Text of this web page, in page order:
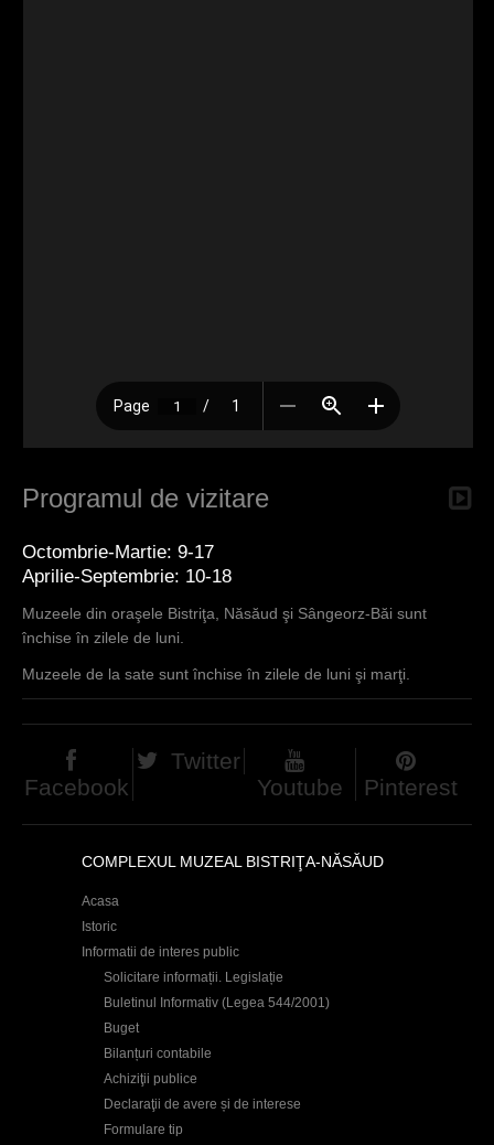
Programul de vizitare
Octombrie-Martie: 9-17
Aprilie-Septembrie: 10-18
Muzeele din oraşele Bistriţa, Năsăud şi Sângeorz-Băi sunt
închise în zilele de luni.
Muzeele de la sate sunt închise în zilele de luni şi marţi.
Facebook
Twitter
Youtube
Pinterest
COMPLEXUL MUZEAL BISTRIŢA-NĂSĂUD
Acasa
Istoric
Informatii de interes public
Solicitare informații. Legislație
Buletinul Informativ (Legea 544/2001)
Buget
Bilanțuri contabile
Achiziţii publice
Declaraţii de avere și de interese
Formulare tip